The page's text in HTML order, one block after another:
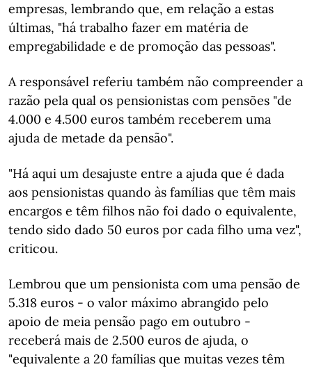
empresas, lembrando que, em relação a estas
últimas, "há trabalho fazer em matéria de
empregabilidade e de promoção das pessoas".
A responsável referiu também não compreender a
razão pela qual os pensionistas com pensões "de
4.000 e 4.500 euros também receberem uma
ajuda de metade da pensão".
"Há aqui um desajuste entre a ajuda que é dada
aos pensionistas quando às famílias que têm mais
encargos e têm filhos não foi dado o equivalente,
tendo sido dado 50 euros por cada filho uma vez",
criticou.
Lembrou que um pensionista com uma pensão de
5.318 euros - o valor máximo abrangido pelo
apoio de meia pensão pago em outubro -
receberá mais de 2.500 euros de ajuda, o
"equivalente a 20 famílias que muitas vezes têm